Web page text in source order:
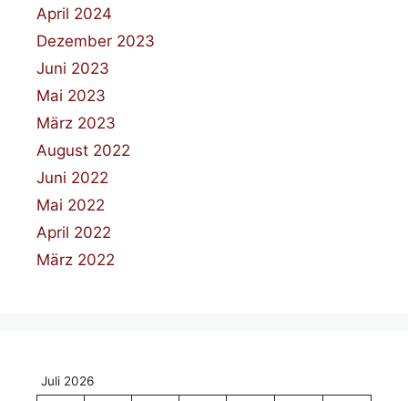
April 2024
Dezember 2023
Juni 2023
Mai 2023
März 2023
August 2022
Juni 2022
Mai 2022
April 2022
März 2022
Juli 2026